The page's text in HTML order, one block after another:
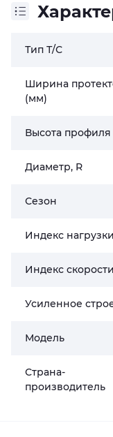
Тип Т/С
Ширина
(мм)
Высота профиля
Диаметр, R
Сезон
Индекс нагрузки
Индекс скорости
Усиленное
Модель
Страна-
производитель